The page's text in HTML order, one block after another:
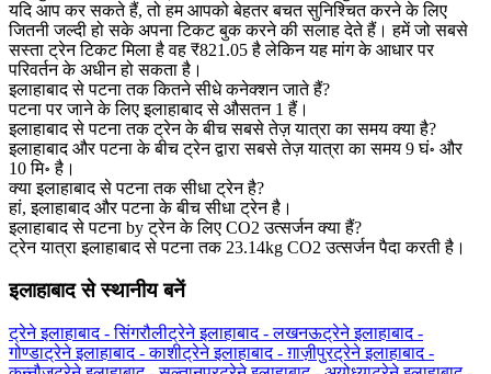
यदि आप कर सकते हैं, तो हम आपको बेहतर बचत सुनिश्चित करने के लिए
जितनी जल्दी हो सके अपना टिकट बुक करने की सलाह देते हैं। हमें जो सबसे
सस्ता ट्रेन टिकट मिला है वह ₹821.05 है लेकिन यह मांग के आधार पर
परिवर्तन के अधीन हो सकता है।
इलाहाबाद से पटना तक कितने सीधे कनेक्शन जाते हैं?
पटना पर जाने के लिए इलाहाबाद से औसतन 1 हैं।
इलाहाबाद से पटना तक ट्रेन के बीच सबसे तेज़ यात्रा का समय क्या है?
इलाहाबाद और पटना के बीच ट्रेन द्वारा सबसे तेज़ यात्रा का समय 9 घं॰ और
10 मि॰ है।
क्या इलाहाबाद से पटना तक सीधा ट्रेन है?
हां, इलाहाबाद और पटना के बीच सीधा ट्रेन है।
इलाहाबाद से पटना by ट्रेन के लिए CO2 उत्सर्जन क्या हैं?
ट्रेन यात्रा इलाहाबाद से पटना तक 23.14kg CO2 उत्सर्जन पैदा करती है।
इलाहाबाद से स्थानीय बनें
ट्रेने इलाहाबाद - सिंगरौलीट्रेने इलाहाबाद - लखनऊट्रेने इलाहाबाद -
गोण्डाट्रेने इलाहाबाद - काशीट्रेने इलाहाबाद - ग़ाज़ीपुरट्रेने इलाहाबाद -